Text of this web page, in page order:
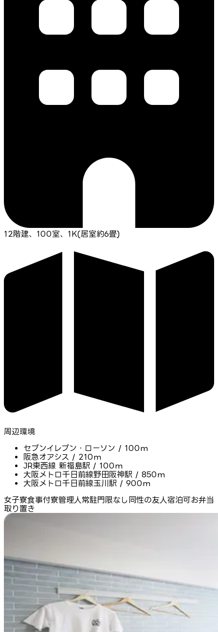
12階建、100室、1K(居室約6畳)
周辺環境
セブンイレブン・ローソン / 100m
阪急オアシス / 210m
JR東西線 新福島駅 / 100m
大阪メトロ千日前線野田阪神駅 / 850m
大阪メトロ千日前線玉川駅 / 900m
女子寮食事付寮管理人常駐門限なし 同性の友人宿泊可お弁当
取り置き